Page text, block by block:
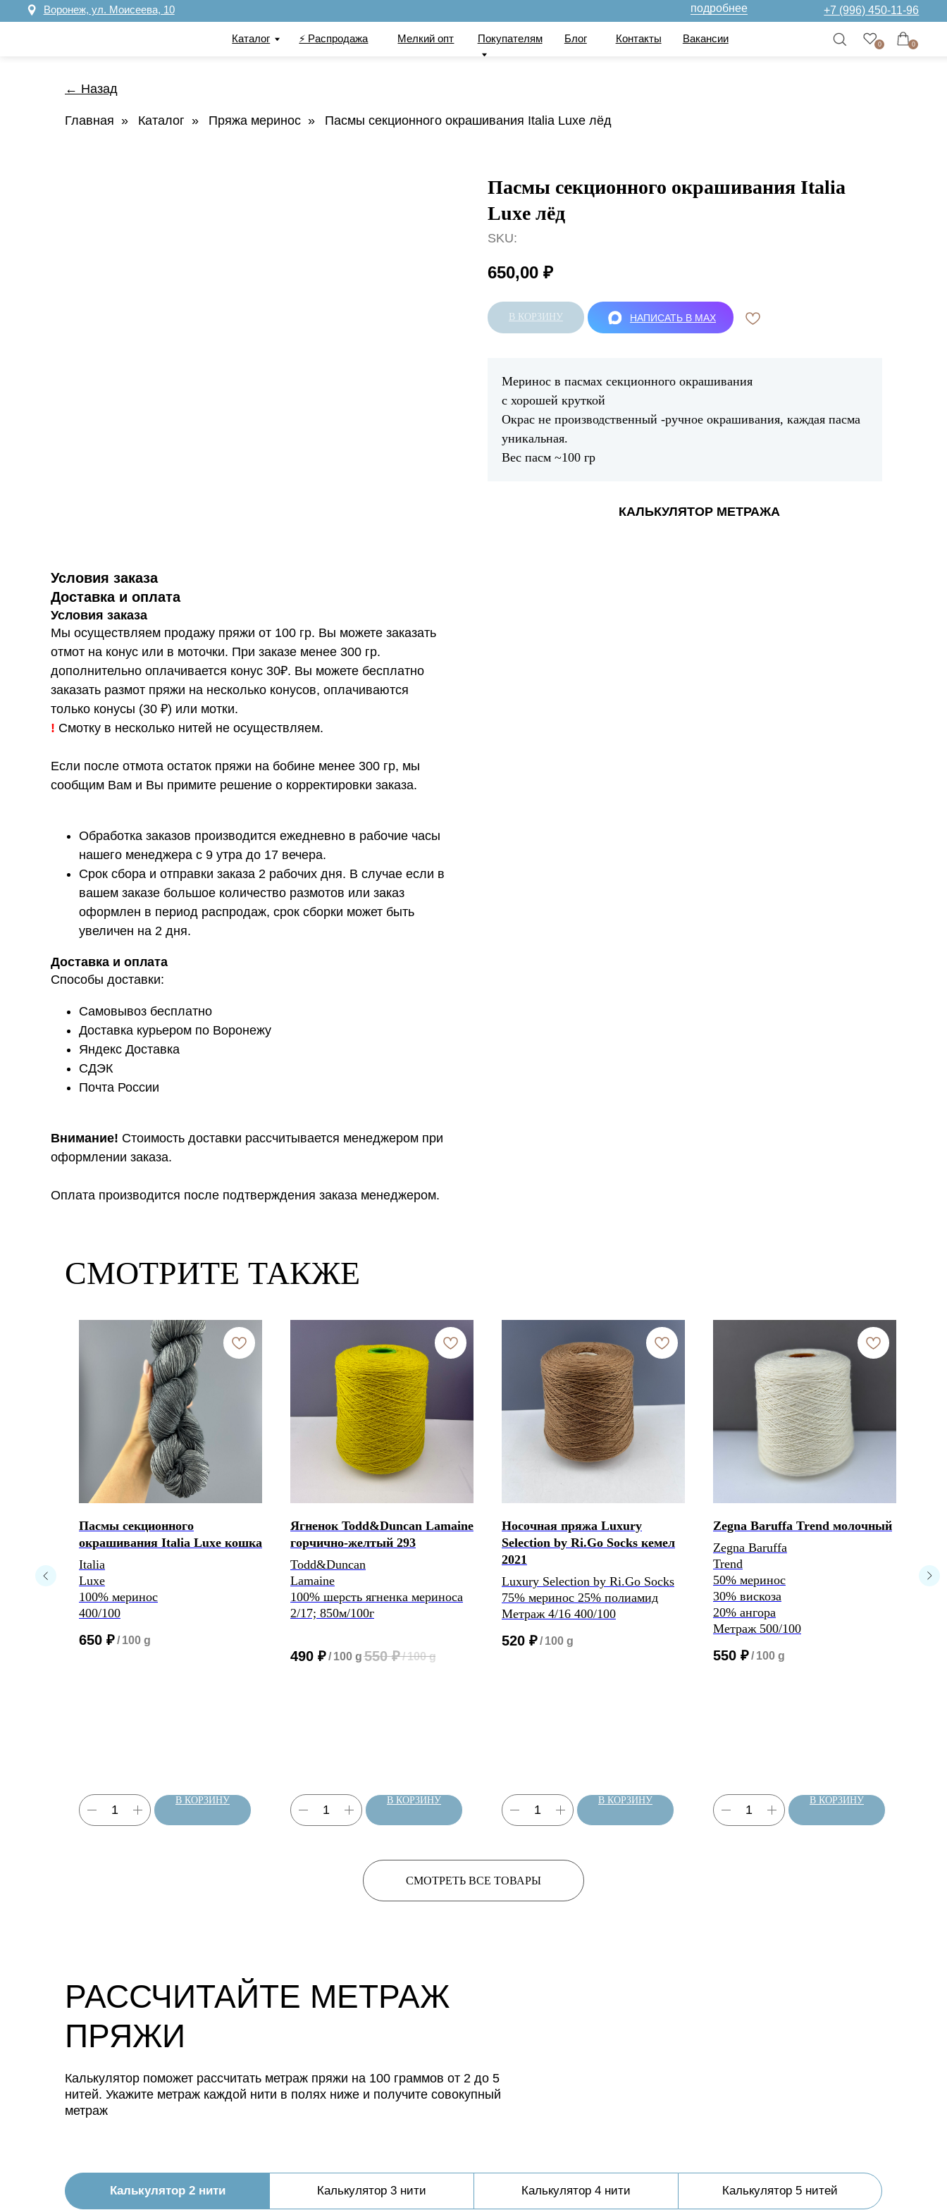
Покупателям Блог
Мелкий опт Контакты Вакансии
Каталог ⚡️ Распродажа
+7 (996) 450-11-96
Воронеж, ул. Моисеева, 10
← Назад
Главная » Каталог » Пряжа меринос » Пасмы секционного окрашивания Italia Luxe лёд
Пасмы секционного окрашивания Italia
Luxe лёд
SKU:
650,00 ₽
В КОРЗИНУ НАПИСАТЬ В MAX
Меринос в пасмах секционного окрашивания
с хорошей круткой
Окрас не производственный -ручное окрашивания, каждая пасма
уникальная.
Вес пасм ~100 гр
КАЛЬКУЛЯТОР МЕТРАЖА
Условия заказа
Доставка и оплата
Условия заказа
Мы осуществляем продажу пряжи от 100 гр. Вы можете заказать
отмот на конус или в моточки. При заказе менее 300 гр.
дополнительно оплачивается конус 30₽. Вы можете бесплатно
заказать размот пряжи на несколько конусов, оплачиваются
только конусы (30 ₽) или мотки.
! Смотку в несколько нитей не осуществляем.
Если после отмота остаток пряжи на бобине менее 300 гр, мы
сообщим Вам и Вы примите решение о корректировки заказа.
Обработка заказов производится ежедневно в рабочие часы
нашего менеджера с 9 утра до 17 вечера.
Срок сбора и отправки заказа 2 рабочих дня. В случае если в
вашем заказе большое количество размотов или заказ
оформлен в период распродаж, срок сборки может быть
увеличен на 2 дня.
Доставка и оплата
Способы доставки:
Самовывоз бесплатно
Доставка курьером по Воронежу
Яндекс Доставка
СДЭК
Почта России
Внимание! Стоимость доставки рассчитывается менеджером при
оформлении заказа.
Оплата производится после подтверждения заказа менеджером.
СМОТРИТЕ ТАКЖЕ
Пасмы секционного
окрашивания Italia Luxe кошка
Italia
Luxe
100% меринос
400/100
650 ₽/ 100 g
В КОРЗИНУ
Ягненок Todd&Duncan Lamaine
горчично-желтый 293
Todd&Duncan
Lamaine
100% шерсть ягненка мериноса
2/17; 850м/100г
490 ₽/ 100 g 550 ₽/100 g
В КОРЗИНУ
Носочная пряжа Luxury
Selection by Ri.Go Socks кемел
2021
Luxury Selection by Ri.Go Socks
75% меринос 25% полиамид
Метраж 4/16 400/100
520 ₽/ 100 g
В КОРЗИНУ
Zegna Baruffa Trend молочный
Zegna Baruffa
Trend
50% меринос
30% вискоза
20% ангора
Метраж 500/100
550 ₽/ 100 g
В КОРЗИНУ
СМОТРЕТЬ ВСЕ ТОВАРЫ
РАССЧИТАЙТЕ МЕТРАЖ
ПРЯЖИ
Калькулятор поможет рассчитать метраж пряжи на 100 граммов от 2 до 5
нитей. Укажите метраж каждой нити в полях ниже и получите совокупный
метраж
Калькулятор 2 нити Калькулятор 3 нити Калькулятор 4 нити Калькулятор 5 нитей